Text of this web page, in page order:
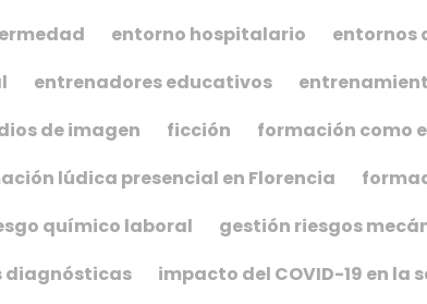
entorno hospitalario entornos
entrenadores educativos
de imagen ficción
formación como
lúdica presencial en Florencia
químico laboral
gestión riesgos
diagnósticas impacto del COVID-19 en la